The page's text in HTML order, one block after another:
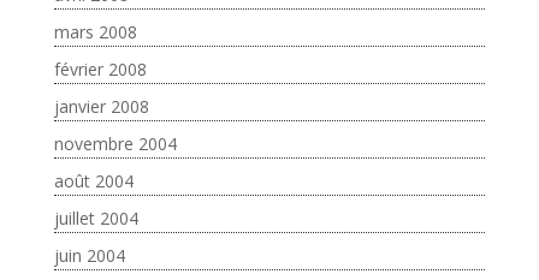
mars 2008
février 2008
janvier 2008
novembre 2004
août 2004
juillet 2004
juin 2004